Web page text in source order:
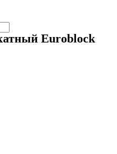
Euroblock